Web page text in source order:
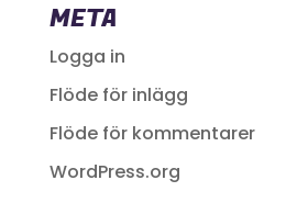
META
Logga in
Flöde för inlägg
Flöde för kommentarer
WordPress.org